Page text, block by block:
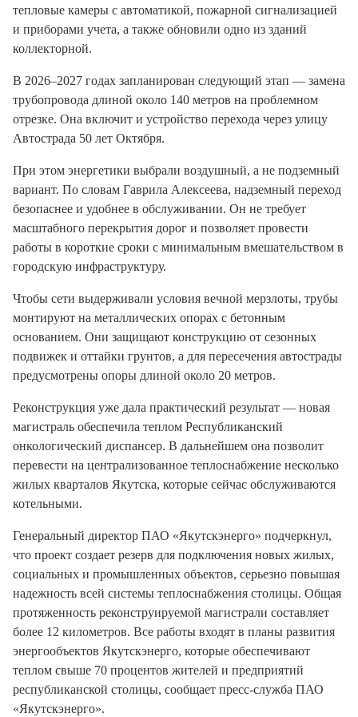
тепловые камеры с автоматикой, пожарной сигнализацией
и приборами учета, а также обновили одно из зданий
коллекторной.
В 2026–2027 годах запланирован следующий этап — замена
трубопровода длиной около 140 метров на проблемном
отрезке. Она включит и устройство перехода через улицу
Автострада 50 лет Октября.
При этом энергетики выбрали воздушный, а не подземный
вариант. По словам Гаврила Алексеева, надземный переход
безопаснее и удобнее в обслуживании. Он не требует
масштабного перекрытия дорог и позволяет провести
работы в короткие сроки с минимальным вмешательством в
городскую инфраструктуру.
Чтобы сети выдерживали условия вечной мерзлоты, трубы
монтируют на металлических опорах с бетонным
основанием. Они защищают конструкцию от сезонных
подвижек и оттайки грунтов, а для пересечения автострады
предусмотрены опоры длиной около 20 метров.
Реконструкция уже дала практический результат — новая
магистраль обеспечила теплом Республиканский
онкологический диспансер. В дальнейшем она позволит
перевести на централизованное теплоснабжение несколько
жилых кварталов Якутска, которые сейчас обслуживаются
котельными.
Генеральный директор ПАО «Якутскэнерго» подчеркнул,
что проект создает резерв для подключения новых жилых,
социальных и промышленных объектов, серьезно повышая
надежность всей системы теплоснабжения столицы. Общая
протяженность реконструируемой магистрали составляет
более 12 километров. Все работы входят в планы развития
энергообъектов Якутскэнерго, которые обеспечивают
теплом свыше 70 процентов жителей и предприятий
республиканской столицы, сообщает пресс-служба ПАО
«Якутскэнерго».